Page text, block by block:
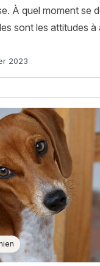
À quel moment se
sont les attitudes
2023